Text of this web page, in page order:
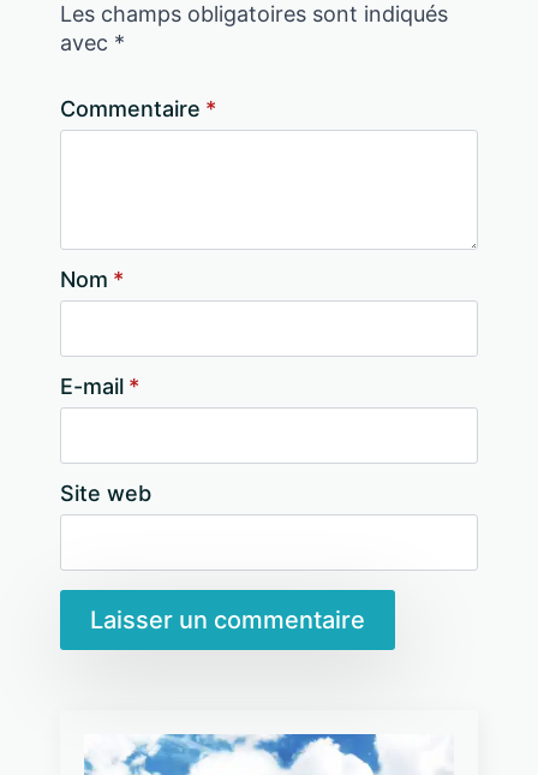
Les champs obligatoires sont indiqués
avec *
Commentaire *
Nom *
E-mail *
Site web